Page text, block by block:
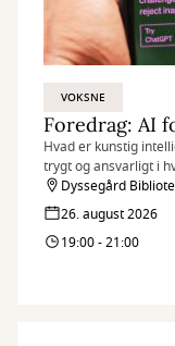
VOKSNE
Foredrag: AI
Hvad er kunstig
trygt og ansvarligt i
Dyssegård
26. august 2026
19:00 - 21:00